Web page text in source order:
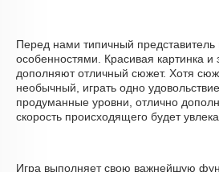
Перед нами типичный представитель
особенностями. Красивая картинка и
дополняют отличный сюжет. Хотя
необычный, играть одно
продуманные уровни, отлично
скорость происходящего будет
Игра выполняет свою важнейшую